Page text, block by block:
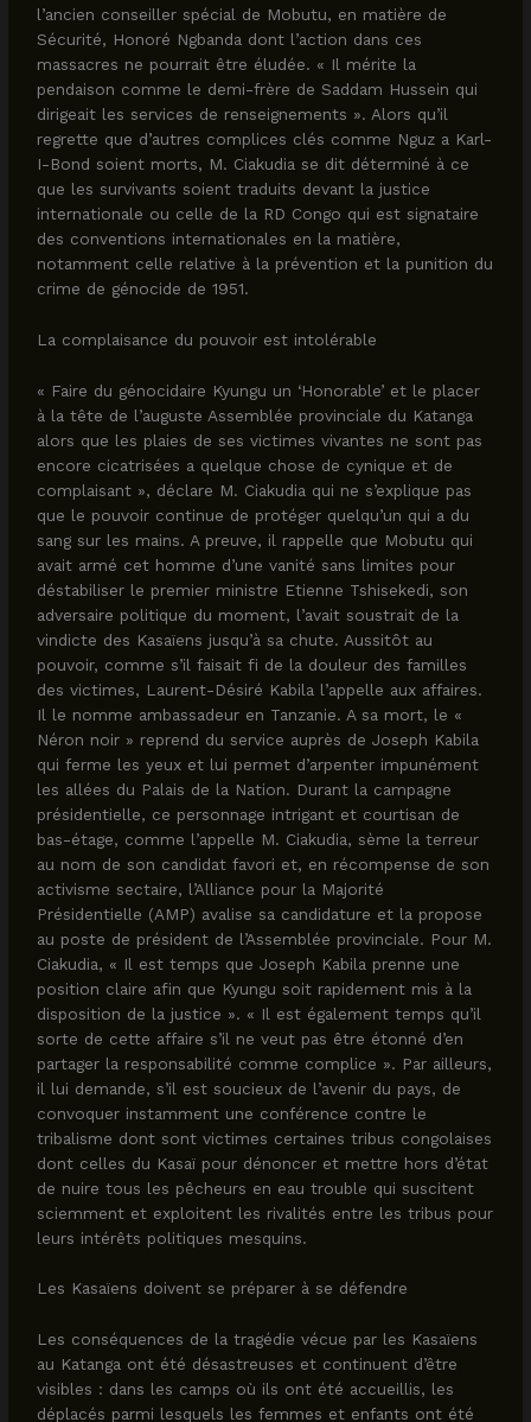
l’ancien conseiller spécial de Mobutu, en matière de
Sécurité, Honoré Ngbanda dont l’action dans ces
massacres ne pourrait être éludée. « Il mérite la
pendaison comme le demi-frère de Saddam Hussein qui
dirigeait les services de renseignements ». Alors qu’il
regrette que d’autres complices clés comme Nguz a Karl-
I-Bond soient morts, M. Ciakudia se dit déterminé à ce
que les survivants soient traduits devant la justice
internationale ou celle de la RD Congo qui est signataire
des conventions internationales en la matière,
notamment celle relative à la prévention et la punition du
crime de génocide de 1951.
La complaisance du pouvoir est intolérable
« Faire du génocidaire Kyungu un ‘Honorable’ et le placer
à la tête de l’auguste Assemblée provinciale du Katanga
alors que les plaies de ses victimes vivantes ne sont pas
encore cicatrisées a quelque chose de cynique et de
complaisant », déclare M. Ciakudia qui ne s’explique pas
que le pouvoir continue de protéger quelqu’un qui a du
sang sur les mains. A preuve, il rappelle que Mobutu qui
avait armé cet homme d’une vanité sans limites pour
déstabiliser le premier ministre Etienne Tshisekedi, son
adversaire politique du moment, l’avait soustrait de la
vindicte des Kasaïens jusqu’à sa chute. Aussitôt au
pouvoir, comme s’il faisait fi de la douleur des familles
des victimes, Laurent-Désiré Kabila l’appelle aux affaires.
Il le nomme ambassadeur en Tanzanie. A sa mort, le «
Néron noir » reprend du service auprès de Joseph Kabila
qui ferme les yeux et lui permet d’arpenter impunément
les allées du Palais de la Nation. Durant la campagne
présidentielle, ce personnage intrigant et courtisan de
bas-étage, comme l’appelle M. Ciakudia, sème la terreur
au nom de son candidat favori et, en récompense de son
activisme sectaire, l’Alliance pour la Majorité
Présidentielle (AMP) avalise sa candidature et la propose
au poste de président de l’Assemblée provinciale. Pour M.
Ciakudia, « Il est temps que Joseph Kabila prenne une
position claire afin que Kyungu soit rapidement mis à la
disposition de la justice ». « Il est également temps qu’il
sorte de cette affaire s’il ne veut pas être étonné d’en
partager la responsabilité comme complice ». Par ailleurs,
il lui demande, s’il est soucieux de l’avenir du pays, de
convoquer instamment une conférence contre le
tribalisme dont sont victimes certaines tribus congolaises
dont celles du Kasaï pour dénoncer et mettre hors d’état
de nuire tous les pêcheurs en eau trouble qui suscitent
sciemment et exploitent les rivalités entre les tribus pour
leurs intérêts politiques mesquins.
Les Kasaïens doivent se préparer à se défendre
Les conséquences de la tragédie vécue par les Kasaïens
au Katanga ont été désastreuses et continuent d’être
visibles : dans les camps où ils ont été accueillis, les
déplacés parmi lesquels les femmes et enfants ont été